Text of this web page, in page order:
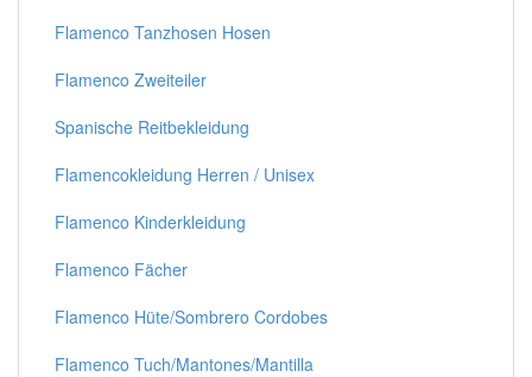
Flamenco Tanzhosen Hosen
Flamenco Zweiteiler
Spanische Reitbekleidung
Flamencokleidung Herren / Unisex
Flamenco Kinderkleidung
Flamenco Fächer
Flamenco Hüte/Sombrero Cordobes
Flamenco Tuch/Mantones/Mantilla